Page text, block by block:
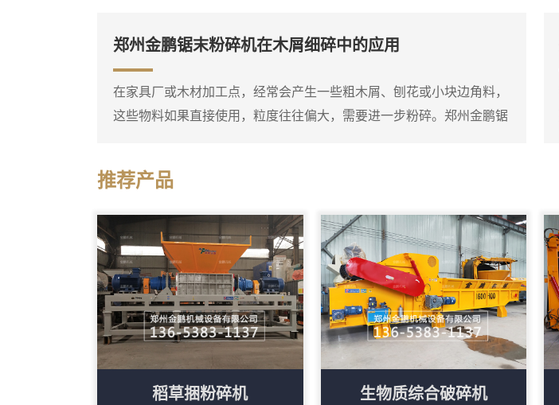
自己要处理的物料种类、大致产量需求和现场条件，这样才能得到比较
准确的报价。木材粉碎机是一个大类，包括盘式削片机、鼓式削片机、
郑州金鹏锯末粉碎机在木屑细碎中的应用
在家具厂或木材加工点，经常会产生一些粗木屑、刨花或小块边角料，
这些物料如果直接使用，粒度往往偏大，需要进一步粉碎。郑州金鹏锯
打击和剪切，粉碎腔内设有筛网，物料在达到一定细度后通过筛网排
出。进料口可以连接料仓或人工喂入，粗木屑进入粉碎腔后，在高速转
子的冲击下迅速破碎，细粉...
推荐产品
稻草捆粉碎机 生物质综合破碎机